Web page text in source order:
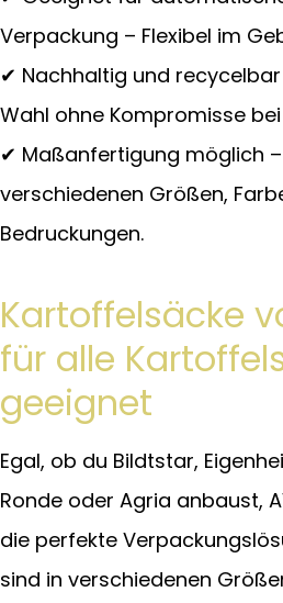
Verpackung – Flexibel im
✔ Nachhaltig und
Wahl ohne Kompromisse
✔ Maßanfertigung möglich –
verschiedenen Größen,
Bedruckungen.
Kartoffelsäcke
für alle
geeignet
Egal, ob du Bildtstar,
Ronde oder Agria anbaust,
die perfekte
sind in verschiedenen